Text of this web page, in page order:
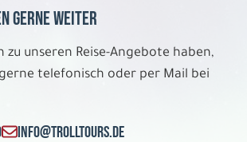
gerne weiter
zu unseren Reise-Angebote haben,
telefonisch oder per Mail bei
INFO@TROLLTOURS.DE